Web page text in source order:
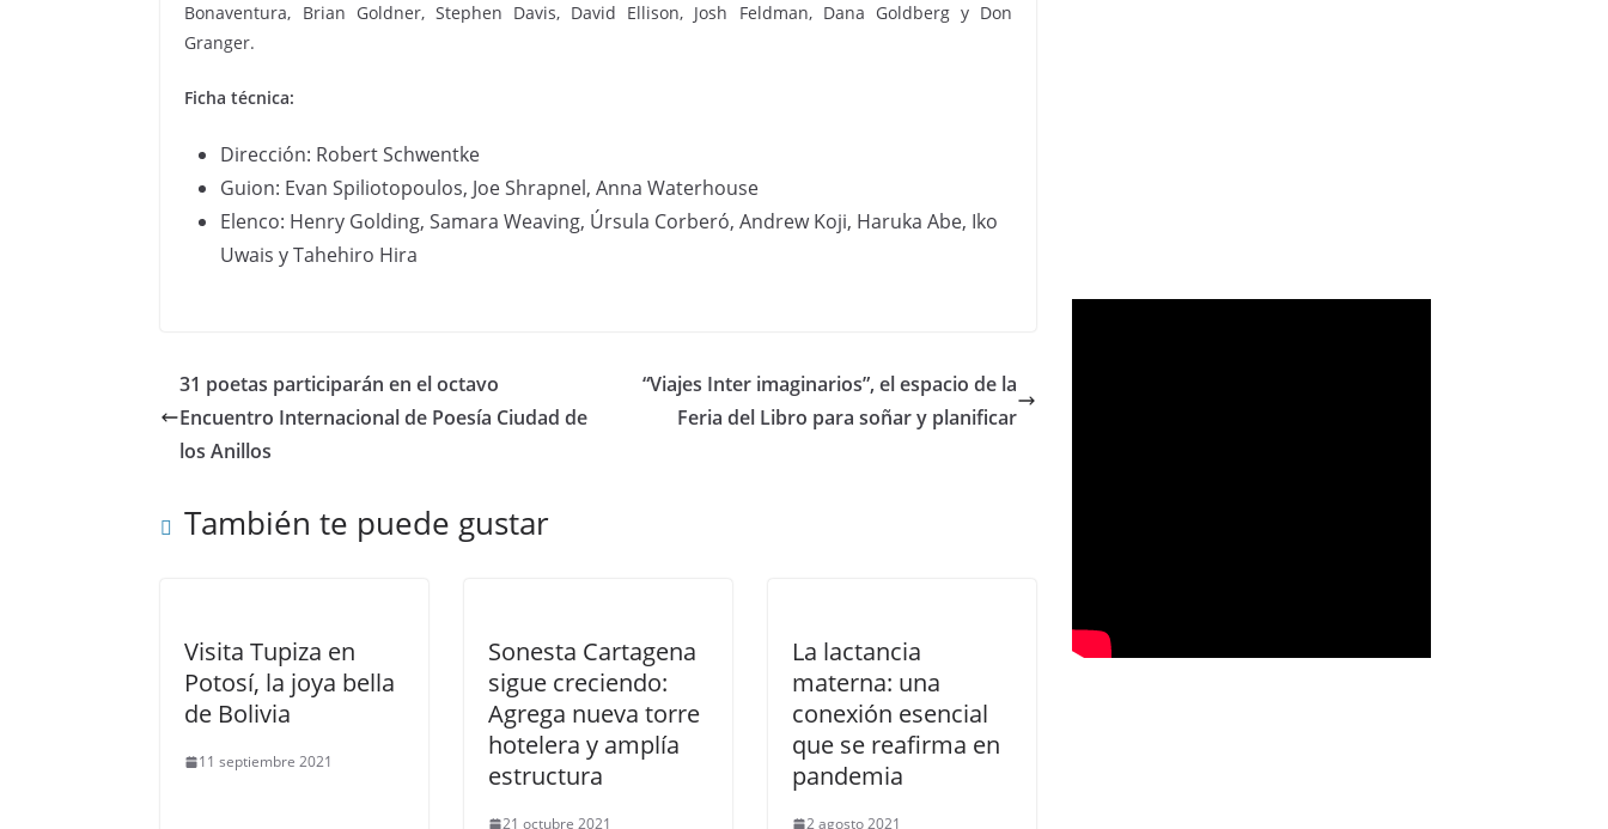
Bonaventura, Brian Goldner, Stephen Davis, David Ellison, Josh Feldman, Dana Goldberg y Don
Granger.
Ficha técnica:
Dirección: Robert Schwentke
Guion: Evan Spiliotopoulos, Joe Shrapnel, Anna Waterhouse
Elenco: Henry Golding, Samara Weaving, Úrsula Corberó, Andrew Koji, Haruka Abe, Iko
Uwais y Tahehiro Hira
31 poetas participarán en el octavo
Encuentro Internacional de Poesía Ciudad de
los Anillos
“Viajes Inter imaginarios”, el espacio de la
Feria del Libro para soñar y planificar
También te puede gustar
Visita Tupiza en
Potosí, la joya bella
de Bolivia
11 septiembre 2021
Sonesta Cartagena
sigue creciendo:
Agrega nueva torre
hotelera y amplía
estructura
21 octubre 2021
La lactancia
materna: una
conexión esencial
que se reafirma en
pandemia
2 agosto 2021